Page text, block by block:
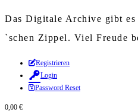
Das Digitale Archive gibt es
`schen Zippel. Viel Freude
Zum
Inhalt
springen
Registrieren
Login
Password Reset
0,00 €